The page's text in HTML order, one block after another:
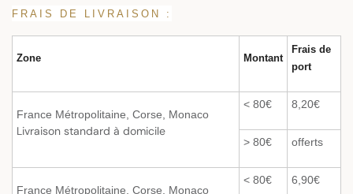
FRAIS DE LIVRAISON :
Zone Montant
Frais de
port
France Métropolitaine, Corse, Monaco
Livraison standard à domicile
< 80€ 8,20€
> 80€ offerts
France Métropolitaine, Corse, Monaco
< 80€ 6,90€